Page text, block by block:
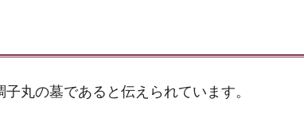
丸の墓であると伝えられています。